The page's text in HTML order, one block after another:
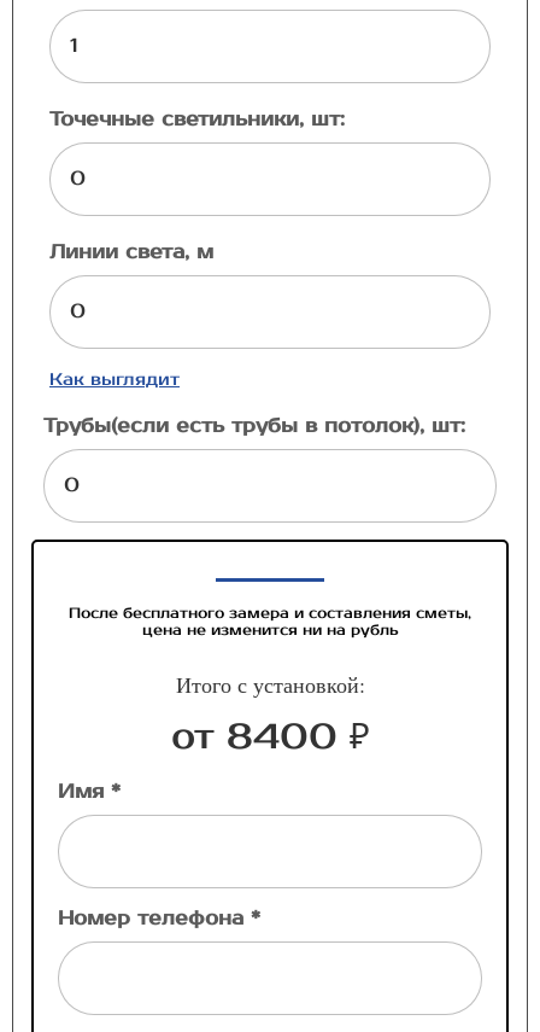
Точечные светильники, шт:
Линии света, м
Как выглядит
Трубы(если есть трубы в потолок), шт:
После бесплатного замера и составления сметы,
цена не изменится ни на рубль
Итого с установкой:
от 8400 ₽
Имя *
Номер телефона *